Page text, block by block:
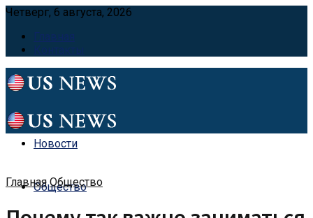
Четверг, 6 августа, 2026
Главная
Контакты
Новости
Общество
Главная Общество